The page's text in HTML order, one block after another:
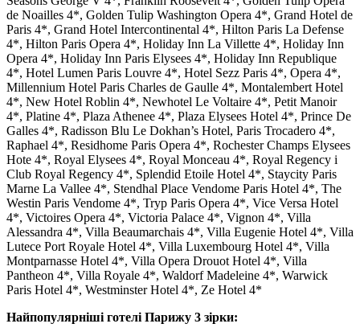
de Noailles 4*, Golden Tulip Washington Opera 4*, Grand Hotel de
Paris 4*, Grand Hotel Intercontinental 4*, Hilton Paris La Defense
4*, Hilton Paris Opera 4*, Holiday Inn La Villette 4*, Holiday Inn
Opera 4*, Holiday Inn Paris Elysees 4*, Holiday Inn Republique
4*, Hotel Lumen Paris Louvre 4*, Hotel Sezz Paris 4*, Opera 4*,
Millennium Hotel Paris Charles de Gaulle 4*, Montalembert Hotel
4*, New Hotel Roblin 4*, Newhotel Le Voltaire 4*, Petit Manoir
4*, Platine 4*, Plaza Athenee 4*, Plaza Elysees Hotel 4*, Prince De
Galles 4*, Radisson Blu Le Dokhan’s Hotel, Paris Trocadero 4*,
Raphael 4*, Residhome Paris Opera 4*, Rochester Champs Elysees
Hote 4*, Royal Elysees 4*, Royal Monceau 4*, Royal Regency і
Club Royal Regency 4*, Splendid Etoile Hotel 4*, Staycity Paris
Marne La Vallee 4*, Stendhal Place Vendome Paris Hotel 4*, The
Westin Paris Vendome 4*, Tryp Paris Opera 4*, Vice Versa Hotel
4*, Victoires Opera 4*, Victoria Palace 4*, Vignon 4*, Villa
Alessandra 4*, Villa Beaumarchais 4*, Villa Eugenie Hotel 4*, Villa
Lutece Port Royale Hotel 4*, Villa Luxembourg Hotel 4*, Villa
Montparnasse Hotel 4*, Villa Opera Drouot Hotel 4*, Villa
Pantheon 4*, Villa Royale 4*, Waldorf Madeleine 4*, Warwick
Paris Hotel 4*, Westminster Hotel 4*, Ze Hotel 4*
Найпопулярніші готелі Парижу 3 зірки: